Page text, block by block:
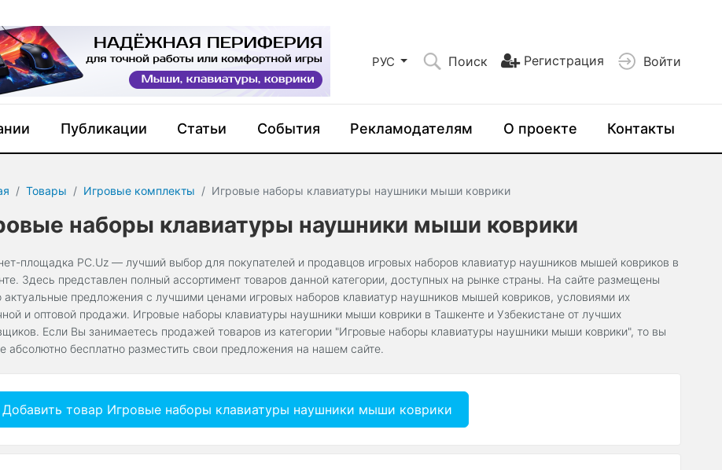
РУС Поиск Регистрация Войти
Публикации Статьи События Рекламодателям О проекте Контакты
Товары Игровые комплекты Игровые наборы клавиатуры наушники мыши коврики
наборы клавиатуры наушники мыши коврики
площадка PC.Uz — лучший выбор для покупателей и продавцов игровых наборов клавиатур наушников мышей ковриков в
Здесь представлен полный ассортимент товаров данной категории, доступных на рынке страны. На сайте размещены
актуальные предложения с лучшими ценами игровых наборов клавиатур наушников мышей ковриков, условиями их
и оптовой продажи. Игровые наборы клавиатуры наушники мыши коврики в Ташкенте и Узбекистане от лучших
Если Вы занимаетесь продажей товаров из категории "Игровые наборы клавиатуры наушники мыши коврики", то вы
абсолютно бесплатно разместить свои предложения на нашем сайте.
Добавить товар Игровые наборы клавиатуры наушники мыши коврики